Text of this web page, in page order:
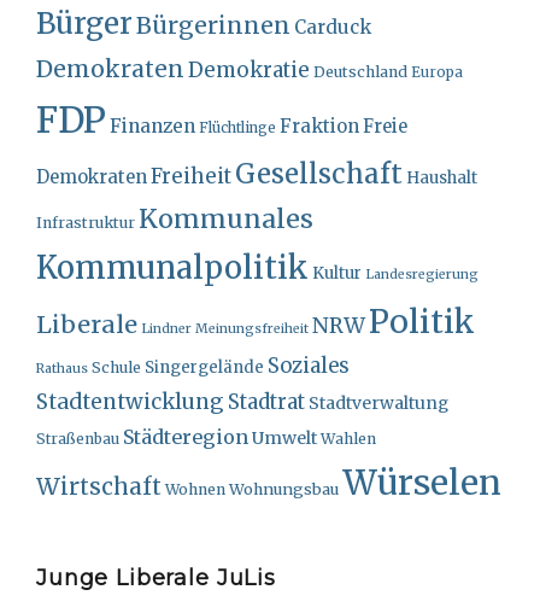
BürgerBürgerinnen Carduck
Demokraten Demokratie Deutschland Europa
FDP Finanzen Flüchtlinge Fraktion Freie
Demokraten FreiheitGesellschaft Haushalt
Infrastruktur Kommunales
Kommunalpolitik Kultur Landesregierung
Liberale Lindner Meinungsfreiheit NRWPolitik
Rathaus Schule Singergelände Soziales
Stadtentwicklung Stadtrat Stadtverwaltung
Straßenbau Städteregion Umwelt Wahlen
Wirtschaft Wohnen WohnungsbauWürselen
Junge Liberale JuLis